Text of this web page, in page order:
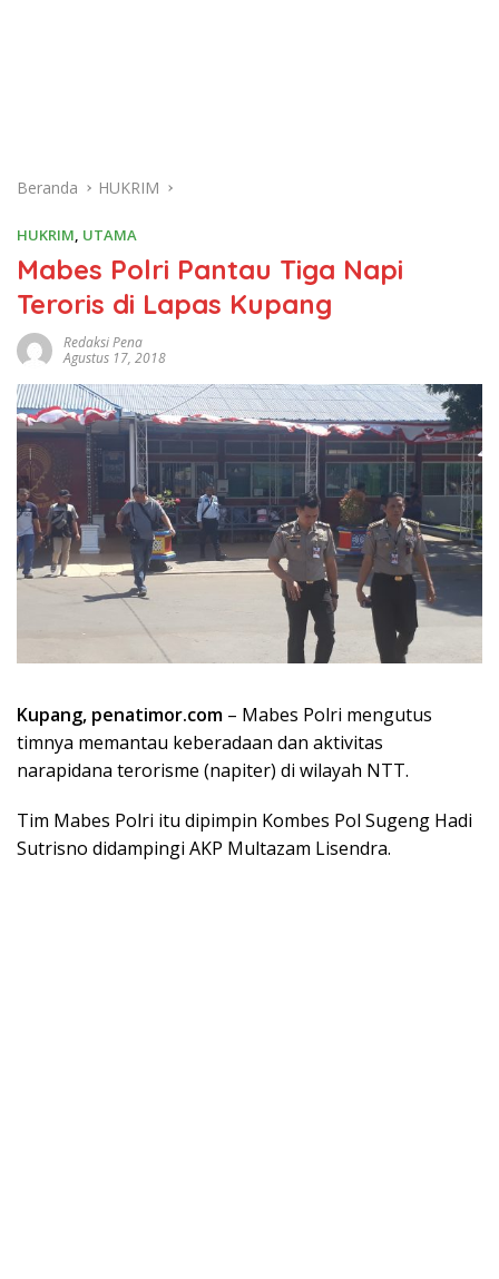
Beranda HUKRIM
HUKRIM, UTAMA
Mabes Polri Pantau Tiga Napi
Teroris di Lapas Kupang
Redaksi Pena
Agustus 17, 2018
Kupang, penatimor.com – Mabes Polri mengutus
timnya memantau keberadaan dan aktivitas
narapidana terorisme (napiter) di wilayah NTT.
Tim Mabes Polri itu dipimpin Kombes Pol Sugeng Hadi
Sutrisno didampingi AKP Multazam Lisendra.